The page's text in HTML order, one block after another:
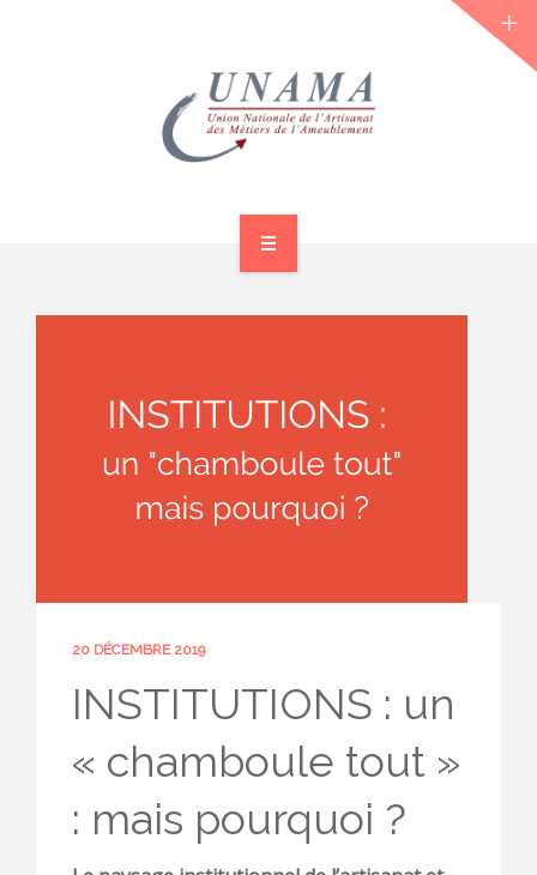
ACTUS & DOSSIERS
CONTACTEZ-NOUS !
20 DÉCEMBRE 2019
INSTITUTIONS : un
« chamboule tout »
: mais pourquoi ?